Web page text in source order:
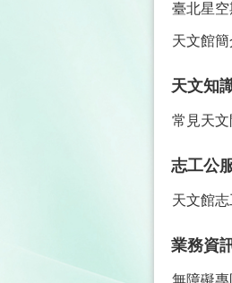
臺北星空
天文館
天文知
常見天文
志工公
天文館志
業務資
無障礙專